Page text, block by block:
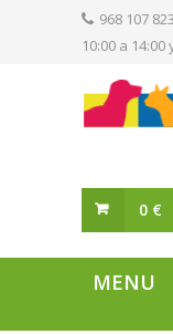
968 107 823
10:00 a 14:00
0 €